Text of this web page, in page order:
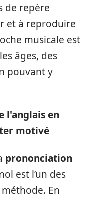
de repère
et à reproduire
musicale est
âges, des
pouvant y
l'anglais en
motivé
prononciation
est l’un des
En